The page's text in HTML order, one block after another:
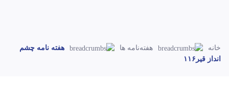
خانه هفته‌نامه ها
هفته نامه چشم
انداز قیر۱۱۶